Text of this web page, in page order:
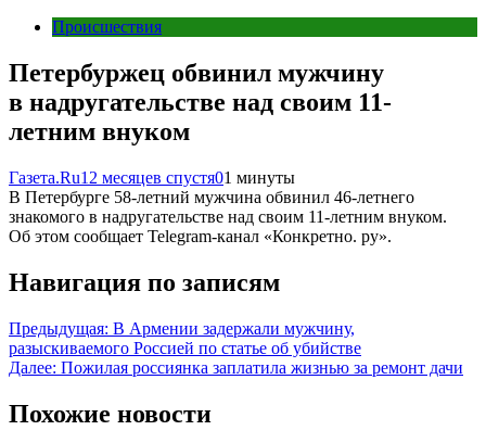
Происшествия
Петербуржец обвинил мужчину
в надругательстве над своим 11-
летним внуком
Газета.Ru12 месяцев спустя01 минуты
В Петербурге 58-летний мужчина обвинил 46-летнего
знакомого в надругательстве над своим 11-летним внуком.
Об этом сообщает Telegram-канал «Конкретно. ру».
Навигация по записям
Предыдущая: В Армении задержали мужчину,
разыскиваемого Россией по статье об убийстве
Далее: Пожилая россиянка заплатила жизнью за ремонт дачи
Похожие новости